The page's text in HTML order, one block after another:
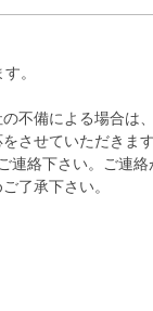
。
不備による場合は
させていただきま
連絡下さい。ご連
了承下さい。